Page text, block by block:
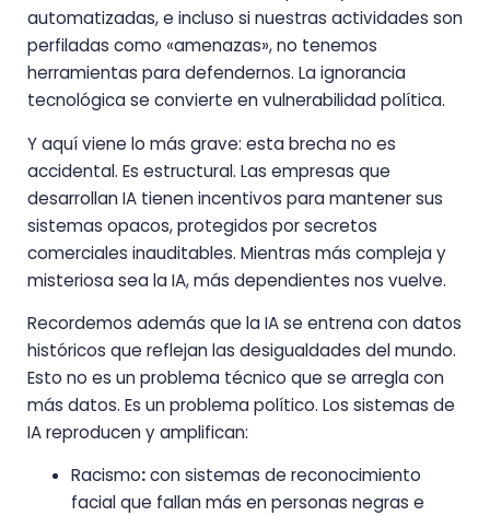
automatizadas, e incluso si nuestras actividades son
perfiladas como «amenazas», no tenemos
herramientas para defendernos. La ignorancia
tecnológica se convierte en vulnerabilidad política.
Y aquí viene lo más grave: esta brecha no es
accidental. Es estructural. Las empresas que
desarrollan IA tienen incentivos para mantener sus
sistemas opacos, protegidos por secretos
comerciales inauditables. Mientras más compleja y
misteriosa sea la IA, más dependientes nos vuelve.
Recordemos además que la IA se entrena con datos
históricos que reflejan las desigualdades del mundo.
Esto no es un problema técnico que se arregla con
más datos. Es un problema político. Los sistemas de
IA reproducen y amplifican:
Racismo:con sistemas de reconocimiento
facial que fallan más en personas negras e